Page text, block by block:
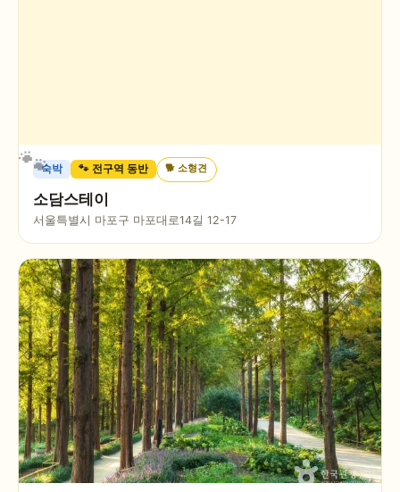
숙박 🐾 전구역 동반 🐕소형견
소담스테이
서울특별시 마포구 마포대로14길 12-17